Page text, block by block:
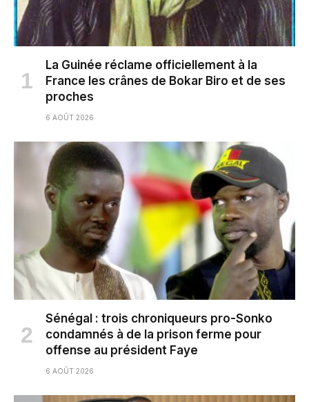
La Guinée réclame officiellement à la
France les crânes de Bokar Biro et de ses
proches
6 AOÛT 2026
Sénégal : trois chroniqueurs pro-Sonko
condamnés à de la prison ferme pour
offense au président Faye
6 AOÛT 2026